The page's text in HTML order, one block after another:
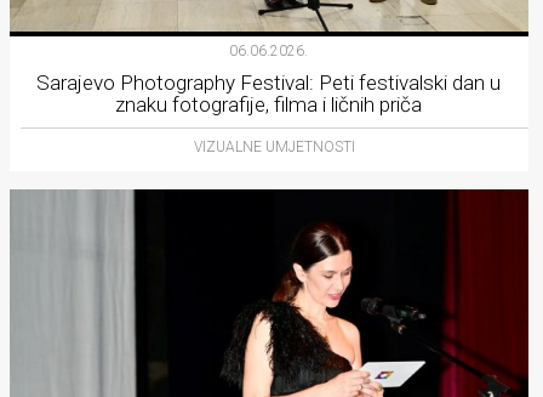
06.06.2026.
Sarajevo Photography Festival: Peti festivalski dan u
znaku fotografije, filma i ličnih priča
VIZUALNE UMJETNOSTI